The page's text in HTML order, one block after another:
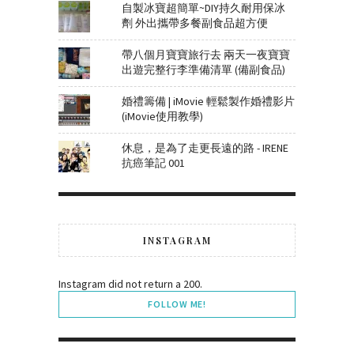
自製冰寶超簡單~DIY持久耐用保冰
劑 外出攜帶多餐副食品超方便
帶八個月寶寶旅行去 兩天一夜寶寶
出遊完整行李準備清單 (備副食品)
婚禮籌備 | iMovie 輕鬆製作婚禮影片
(iMovie使用教學)
休息，是為了走更長遠的路 - IRENE
抗癌筆記 001
INSTAGRAM
Instagram did not return a 200.
FOLLOW ME!